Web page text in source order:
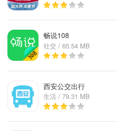
畅说108
社交 / 65.54 MB
西安公交出行
生活 / 79.31 MB